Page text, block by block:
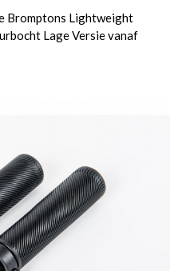
Bromptons Lightweight
Lage Versie vanaf